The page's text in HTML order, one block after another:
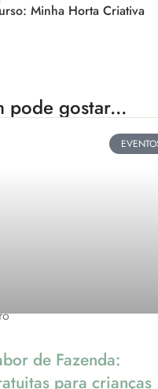
Minha Horta Criativa
pode gostar...
de Fazenda:
para crianças